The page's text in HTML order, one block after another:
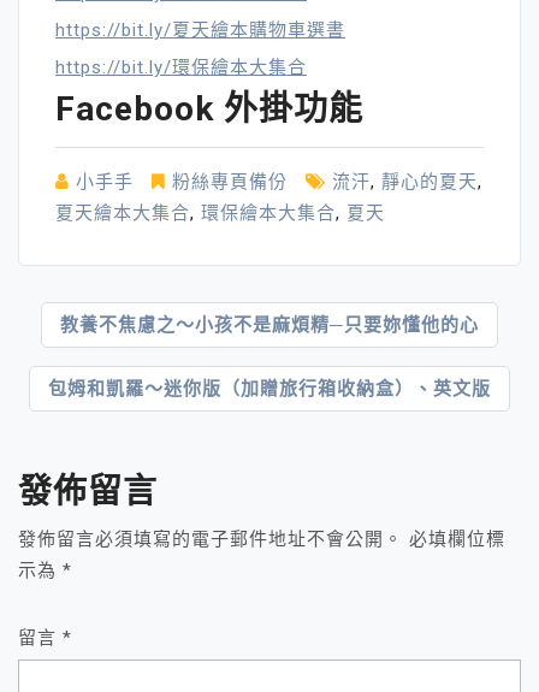
https://bit.ly/夏天繪本購物車選書
https://bit.ly/環保繪本大集合
Facebook 外掛功能
小手手 粉絲專頁備份 流汗, 靜心的夏天,
夏天繪本大集合, 環保繪本大集合, 夏天
章
導
覽
教養不焦慮之～小孩不是麻煩精─只要妳懂他的心
包姆和凱羅～迷你版（加贈旅行箱收納盒）、英文版
發佈留言
發佈留言必須填寫的電子郵件地址不會公開。
必填欄位標
示為 *
留言 *